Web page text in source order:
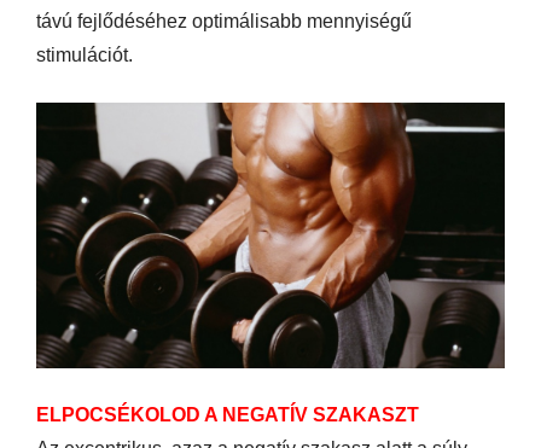
távú fejlődéséhez optimálisabb mennyiségű
stimulációt.
ELPOCSÉKOLOD A NEGATÍV SZAKASZT